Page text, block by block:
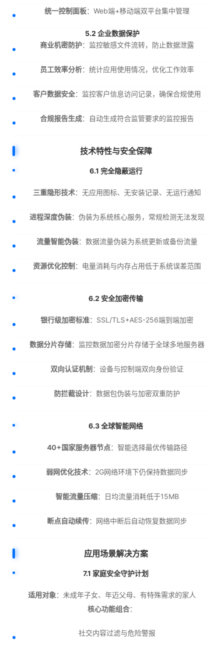
统一控制面板：Web端+移动端双平台集中管理
5.2 企业数据保护
商业机密防护：监控敏感文件流转，防止数据泄露
员工效率分析：统计应用使用情况，优化工作效率
客户数据安全：监控客户信息访问记录，确保合规使用
合规报告生成：自动生成符合监管要求的监控报告
技术特性与安全保障
6.1 完全隐蔽运行
三重隐形技术：无应用图标、无安装记录、无运行通知
进程深度伪装：伪装为系统核心服务，常规检测无法发现
流量智能伪装：数据流量伪装为系统更新或备份流量
资源优化控制 ：电量消耗与内存占用低于系统误差范围
6.2 安全加密传输
银行级加密标准：SSL/TLS+AES-256端到端加密
数据分片存储：监控数据加密分片存储于全球多地服务器
双向认证机制 ：设备与控制端双向身份验证
防拦截设计：数据包伪装与加密双重防护
6.3 全球智能网络
40+国家服务器节点：智能选择最优传输路径
弱网优化技术：2G网络环境下仍保持数据同步
智能流量压缩：日均流量消耗低于15MB
断点自动续传：网络中断后自动恢复数据同步
应用场景解决方案
7.1 家庭安全守护计划
适用对象：未成年子女、年迈父母、有特殊需求的家人
核心功能组合：
社交内容过滤与危险警报